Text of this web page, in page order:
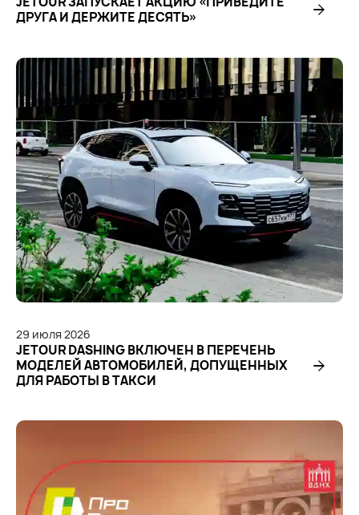
ДРУГА И ДЕРЖИТЕ ДЕСЯТЬ»
29 июля2026
JETOUR DASHING ВКЛЮЧЕН В ПЕРЕЧЕНЬ
МОДЕЛЕЙ АВТОМОБИЛЕЙ, ДОПУЩЕННЫХ
ДЛЯ РАБОТЫ В ТАКСИ